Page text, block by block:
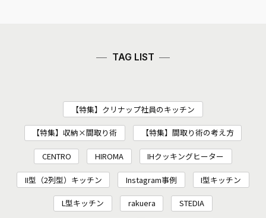
TAG LIST
【特集】クリナップ社員のキッチン
【特集】収納×間取り術 【特集】間取り術の考え方
CENTRO HIROMA IHクッキングヒーター
II型（2列型）キッチン Instagram事例 I型キッチン
L型キッチン rakuera STEDIA